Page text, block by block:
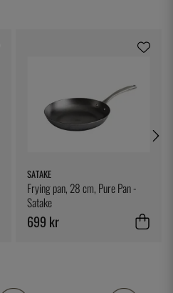
SATAKE
Frying pan, 28 cm, Pure Pan -
Satake
699 kr